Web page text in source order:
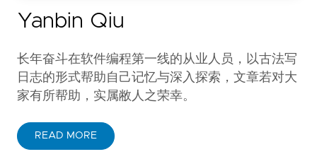
Yanbin Qiu
长年奋斗在软件编程第一线的从业人员，以古法写
日志的形式帮助自己记忆与深入探索，文章若对大
家有所帮助，实属敝人之荣幸。
READ MORE